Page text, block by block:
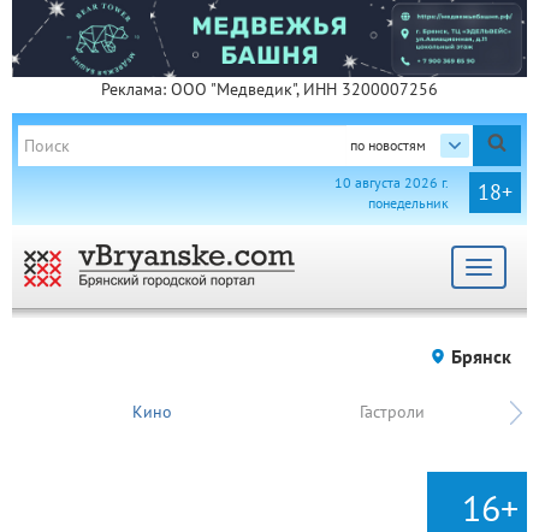
Реклама: ООО "Медведик", ИНН 3200007256
по новостям
18+
10 августа 2026 г.
понедельник
Toggle
Брянск
Кино Гастроли
16+